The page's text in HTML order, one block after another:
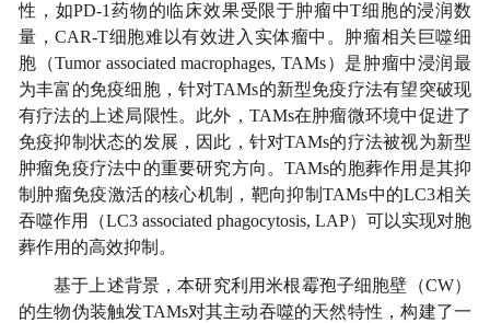
性，如PD-1药物的临床效果受限于肿瘤中T细胞的浸润数
量，CAR-T细胞难以有效进入实体瘤中。肿瘤相关巨噬细
胞（Tumor associated macrophages, TAMs）是肿瘤中浸润最
为丰富的免疫细胞，针对TAMs的新型免疫疗法有望突破现
有疗法的上述局限性。此外，TAMs在肿瘤微环境中促进了
免疫抑制状态的发展，因此，针对TAMs的疗法被视为新型
肿瘤免疫疗法中的重要研究方向。TAMs的胞葬作用是其抑
制肿瘤免疫激活的核心机制，靶向抑制TAMs中的LC3相关
吞噬作用（LC3 associated phagocytosis, LAP）可以实现对胞
葬作用的高效抑制。
基于上述背景，本研究利用米根霉孢子细胞壁（CW）
的生物伪装触发TAMs对其主动吞噬的天然特性，构建了一